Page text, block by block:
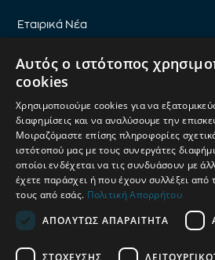
Εταιρικά Νέα
Αφιέρωμα
Νέα Προϊόντα
Παρουσίαση προϊόντων
Έρευνα
ΟΡΟΙ ΧΡΗΣΗΣ
Αυτός ο ιστότοπος
cookies
Χρησιμοποιούμε cookies για να
διαφημίσεις και να αναλύσουμε την
Μοιραζόμαστε επίσης πληροφορίες
ιστότοπού μας με τους συνεργάτες
οποίοι ενδέχεται να τις συνδυάσουν με
έχετε παράσχει ή που έχουν συλλέξει
τους από εσάς. Πολιτική Απορρήτου
ΑΠΟΛΎΤΩΣ ΑΠΑΡΑΊΤΗΤΑ
ΣΤΌΧΕΥΣΗΣ